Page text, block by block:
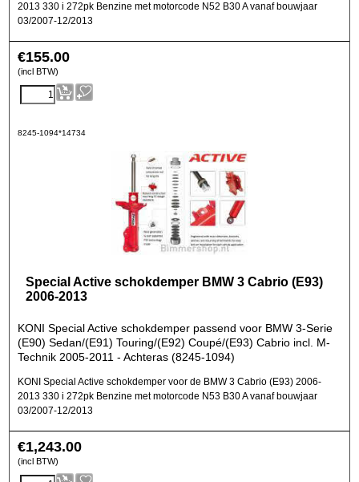
2013 330 i 272pk Benzine met motorcode N52 B30 A vanaf bouwjaar
03/2007-12/2013
€155.00
(incl BTW)
8245-1094*14734
Special Active schokdemper BMW 3 Cabrio (E93)
2006-2013
KONI Special Active schokdemper passend voor BMW 3-Serie
(E90) Sedan/(E91) Touring/(E92) Coupé/(E93) Cabrio incl. M-
Technik 2005-2011 - Achteras (8245-1094)
KONI Special Active schokdemper voor de BMW 3 Cabrio (E93) 2006-
2013 330 i 272pk Benzine met motorcode N53 B30 A vanaf bouwjaar
03/2007-12/2013
€1,243.00
(incl BTW)